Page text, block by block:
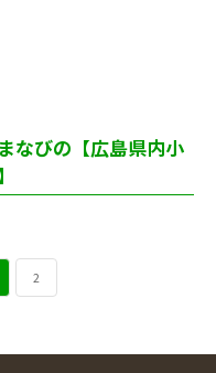
なびの【広島県内小
2